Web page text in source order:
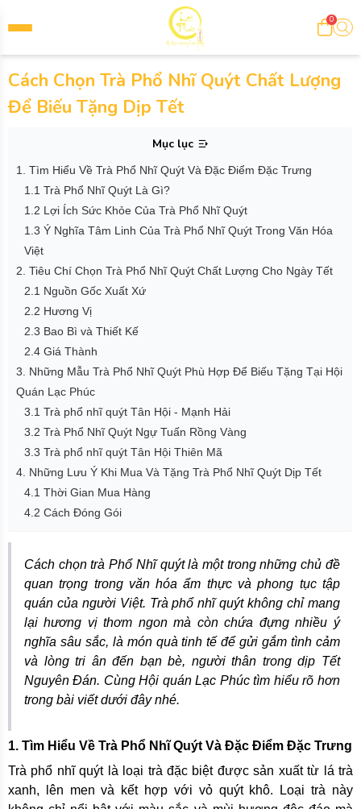
0
Cách Chọn Trà Phổ Nhĩ Quýt Chất Lượng
Để Biếu Tặng Dịp Tết
Mục lục
1. Tìm Hiểu Về Trà Phổ Nhĩ Quýt Và Đặc Điểm Đặc Trưng
1.1 Trà Phổ Nhĩ Quýt Là Gì?
1.2 Lợi Ích Sức Khỏe Của Trà Phổ Nhĩ Quýt
1.3 Ý Nghĩa Tâm Linh Của Trà Phổ Nhĩ Quýt Trong Văn Hóa
Việt
2. Tiêu Chí Chọn Trà Phổ Nhĩ Quýt Chất Lượng Cho Ngày Tết
2.1 Nguồn Gốc Xuất Xứ
2.2 Hương Vị
2.3 Bao Bì và Thiết Kế
2.4 Giá Thành
3. Những Mẫu Trà Phổ Nhĩ Quýt Phù Hợp Để Biếu Tặng Tại Hội
Quán Lạc Phúc
3.1 Trà phổ nhĩ quýt Tân Hội - Mạnh Hải
3.2 Trà Phổ Nhĩ Quýt Ngự Tuấn Rồng Vàng
3.3 Trà phổ nhĩ quýt Tân Hội Thiên Mã
4. Những Lưu Ý Khi Mua Và Tặng Trà Phổ Nhĩ Quýt Dịp Tết
4.1 Thời Gian Mua Hàng
4.2 Cách Đóng Gói
Cách chọn trà Phổ Nhĩ quýt là một trong những chủ đề
quan trọng trong văn hóa ẩm thực và phong tục tập
quán của người Việt. Trà phổ nhĩ quýt không chỉ mang
lại hương vị thơm ngon mà còn chứa đựng nhiều ý
nghĩa sâu sắc, là món quà tinh tế để gửi gắm tình cảm
và lòng tri ân đến bạn bè, người thân trong dịp Tết
Nguyên Đán. Cùng Hội quán Lạc Phúc tìm hiểu rõ hơn
trong bài viết dưới đây nhé.
1. Tìm Hiểu Về Trà Phổ Nhĩ Quýt Và Đặc Điểm Đặc Trưng
Trà phổ nhĩ quýt là loại trà đặc biệt được sản xuất từ lá trà
xanh, lên men và kết hợp với vỏ quýt khô. Loại trà này